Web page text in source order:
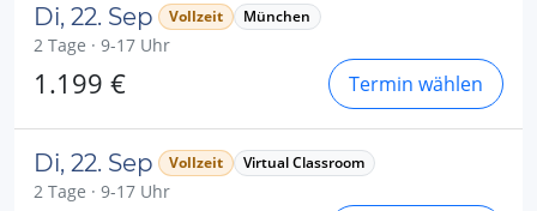
Di, 22. Sep Vollzeit München
2 Tage · 9-17 Uhr
1.199 € Termin wählen
Di, 22. Sep Vollzeit Virtual Classroom
2 Tage · 9-17 Uhr